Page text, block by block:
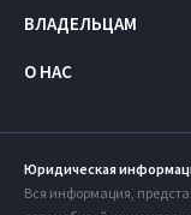
ВЛАДЕЛЬЦАМ
О НАС
Юридическая
Вся информация,